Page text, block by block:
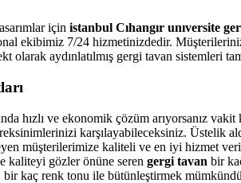
için istanbul Cıhangır unıversite
ekibimiz 7/24 hizmetinizdedir.
olarak aydınlatılmış gergi tavan sistemleri
hızlı ve ekonomik çözüm arıyorsanız
karşılayabileceksiniz. Üstelik
müşterilerimize kaliteli ve en iyi hizmet
kaliteyi gözler önüne seren gergi tavan bir
kaç renk tonu ile bütünleştirmek